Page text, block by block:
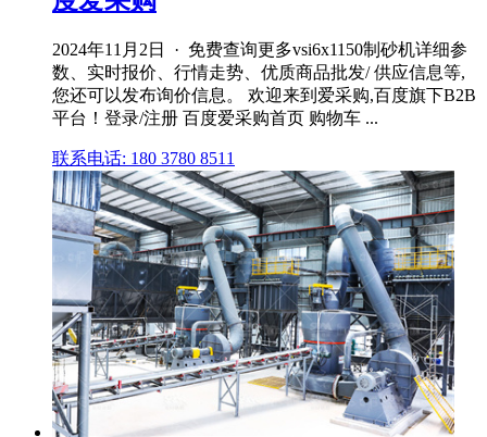
2024年11月2日 · 免费查询更多vsi6x1150制砂机详细参
数、实时报价、行情走势、优质商品批发/ 供应信息等,
您还可以发布询价信息。 欢迎来到爱采购,百度旗下B2B
平台！登录/注册 百度爱采购首页 购物车 ...
联系电话: 180 3780 8511